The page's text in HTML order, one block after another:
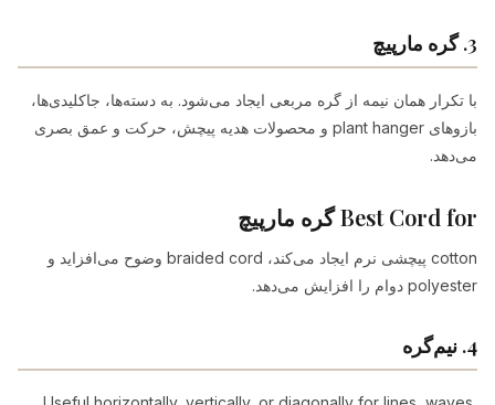
3. گره مارپیچ
با تکرار همان نیمه از گره مربعی ایجاد می‌شود. به دسته‌ها، جاکلیدی‌ها،
بازوهای plant hanger و محصولات هدیه پیچش، حرکت و عمق بصری
می‌دهد.
Best Cord for گره مارپیچ
cotton پیچشی نرم ایجاد می‌کند، braided cord وضوح می‌افزاید و
polyester دوام را افزایش می‌دهد.
4. نیم‌گره